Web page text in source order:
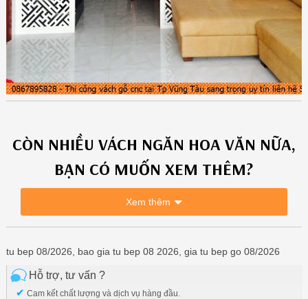
CÒN NHIỀU VÁCH NGĂN HOA VĂN NỮA,
BẠN CÓ MUỐN XEM THÊM?
Xem thêm
tu bep 08/2026, bao gia tu bep 08 2026, gia tu bep go 08/2026
Hỗ trợ, tư vấn ?
✔ Cam kết chất lượng và dịch vụ hàng đầu.